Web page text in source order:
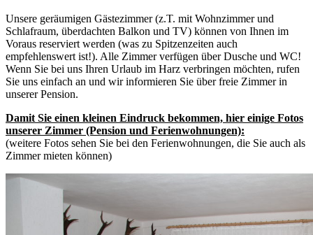
Unsere geräumigen Gästezimmer (z.T. mit Wohnzimmer und
Schlafraum, überdachten Balkon und TV) können von Ihnen im
Voraus reserviert werden (was zu Spitzenzeiten auch
empfehlenswert ist!). Alle Zimmer verfügen über Dusche und WC!
Wenn Sie bei uns Ihren Urlaub im Harz verbringen möchten, rufen
Sie uns einfach an und wir informieren Sie über freie Zimmer in
unserer Pension.
Damit Sie einen kleinen Eindruck bekommen, hier einige Fotos
unserer Zimmer (Pension und Ferienwohnungen):
(weitere Fotos sehen Sie bei den Ferienwohnungen, die Sie auch als
Zimmer mieten können)